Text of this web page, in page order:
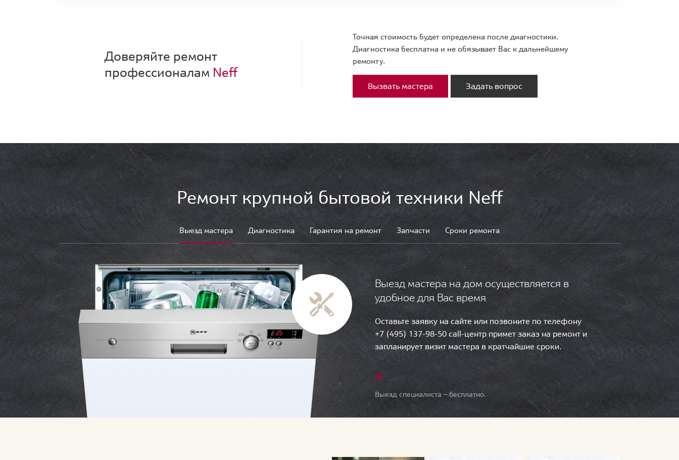
Доверяйте ремонт
профессионалам Neff
Точная стоимость будет определена после диагностики.
Диагностика бесплатна и не обязывает Вас к дальнейшему
ремонту.
Вызвать мастера Задать вопрос
Ремонт крупной бытовой техники Neff
Выезд мастера Диагностика Гарантия на ремонт Запчасти Сроки ремонта
Выезд мастера на дом осуществляется в
удобное для Вас время
Оставьте заявку на сайте или позвоните по телефону
+7 (495) 137-98-50 call-центр примет заказ на ремонт и
запланирует визит мастера в кратчайшие сроки.
Выезд специалиста — бесплатно.